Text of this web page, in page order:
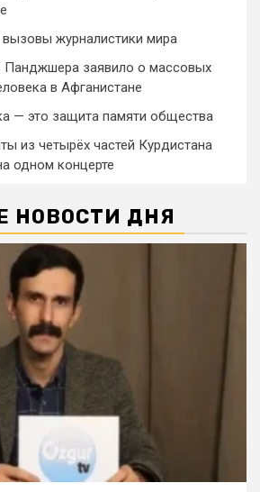
журналистики мира
заявило о массовых
в Афганистане
— это защита памяти общества
из четырёх частей Курдистана
одном концерте
НОВОСТИ ДНЯ